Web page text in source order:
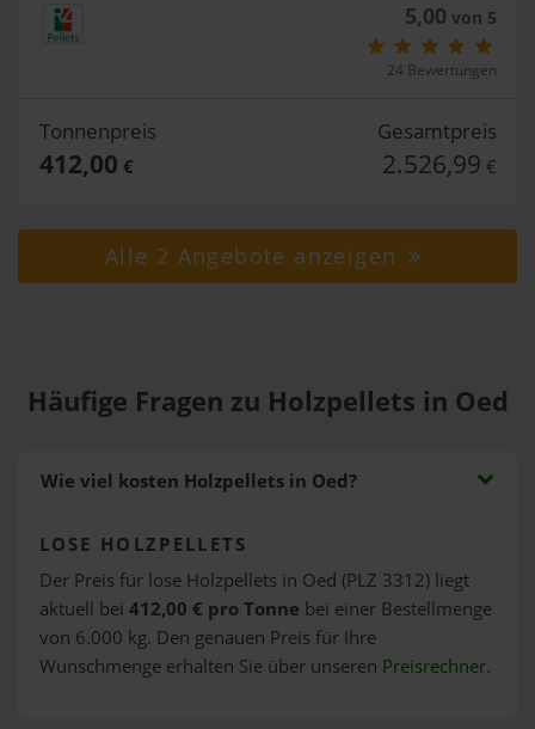
5,00 von 5
24 Bewertungen
Tonnenpreis
412,00 €
Gesamtpreis
2.526,99 €
Alle 2 Angebote anzeigen
Häufige Fragen zu Holzpellets in Oed
Wie viel kosten Holzpellets in Oed?
LOSE HOLZPELLETS
Der Preis für lose Holzpellets in Oed (PLZ 3312) liegt
aktuell bei 412,00 € pro Tonne bei einer Bestellmenge
von 6.000 kg. Den genauen Preis für Ihre
Wunschmenge erhalten Sie über unseren Preisrechner.